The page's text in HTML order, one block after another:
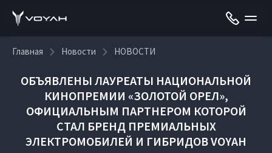
Главная Новости НОВОСТИ
ОБЪЯВЛЕНЫ ЛАУРЕАТЫ НАЦИОНАЛЬНОЙ
КИНОПРЕМИИ «ЗОЛОТОЙ ОРЕЛ»,
ОФИЦИАЛЬНЫМ ПАРТНЕРОМ КОТОРОЙ
СТАЛ БРЕНД ПРЕМИАЛЬНЫХ
ЭЛЕКТРОМОБИЛЕЙ И ГИБРИДОВ VOYAH